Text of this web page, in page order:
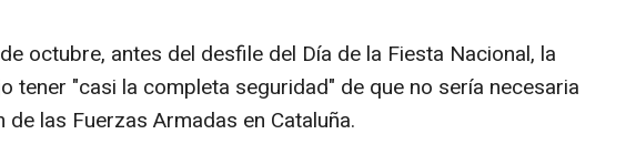
octubre, antes del desfile del Día de la Fiesta Nacional, la
tener "casi la completa seguridad" de que no sería necesaria
de las Fuerzas Armadas en Cataluña.